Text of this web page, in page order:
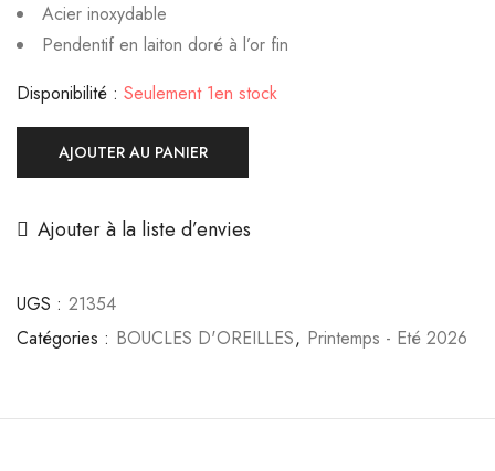
Acier inoxydable
Pendentif en laiton doré à l’or fin
Disponibilité : Seulement 1en stock
AJOUTER AU PANIER
Ajouter à la liste d’envies
UGS : 21354
Catégories : BOUCLES D'OREILLES, Printemps - Eté 2026